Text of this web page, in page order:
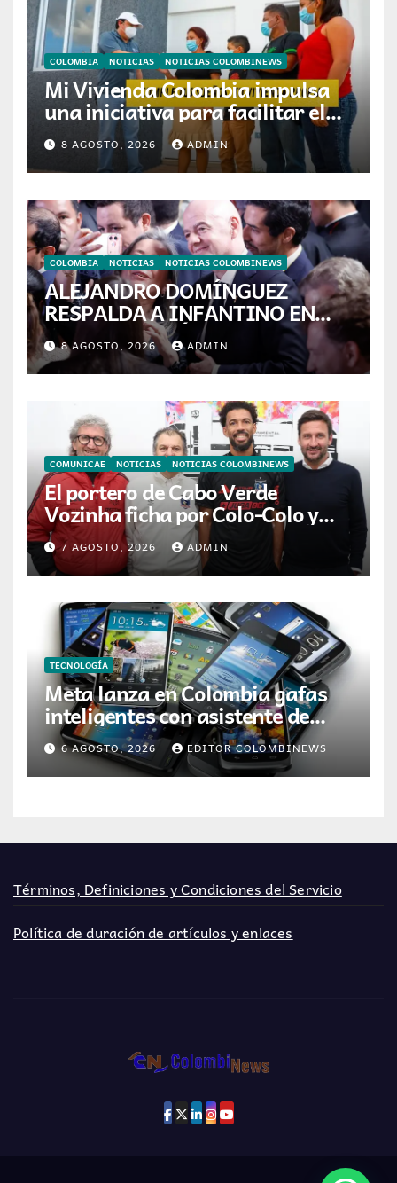
COLOMBIA NOTICIAS NOTICIAS COLOMBINEWS
Mi Vivienda Colombia impulsa
una iniciativa para facilitar el
acceso a la vivienda de familias
colombianas
8 AGOSTO, 2026 ADMIN
COLOMBIA NOTICIAS NOTICIAS COLOMBINEWS
ALEJANDRO DOMÍNGUEZ
RESPALDA A INFANTINO EN
CALI: «ES EL LÍDER DE LA
TRANSFORMACIÓN DEL
FÚTBOL»
8 AGOSTO, 2026 ADMIN
COMUNICAE NOTICIAS NOTICIAS COLOMBINEWS
El portero de Cabo Verde
Vozinha ficha por Colo-Colo y
JETOUR respalda su nueva
etapa
7 AGOSTO, 2026 ADMIN
TECNOLOGÍA
Meta lanza en Colombia gafas
inteligentes con asistente de
inteligencia artificial
6 AGOSTO, 2026 EDITOR COLOMBINEWS
Términos, Definiciones y Condiciones del Servicio
Política de duración de artículos y enlaces